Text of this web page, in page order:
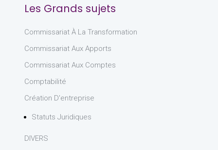
Les Grands sujets
Commissariat À La Transformation
Commissariat Aux Apports
Commissariat Aux Comptes
Comptabilité
Création D'entreprise
Statuts Juridiques
DIVERS